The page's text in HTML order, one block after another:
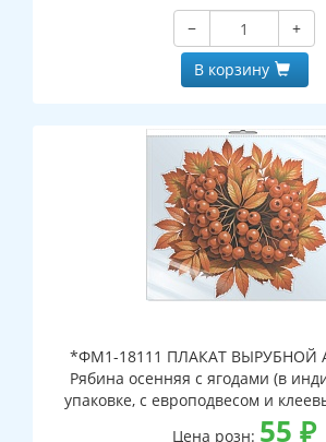
−
+
В корзину
*ФМ1-18111 ПЛАКАТ ВЫРУБНОЙ
Рябина осенняя с ягодами (в
упаковке, с европодвесом и
двухсторонний, ВД-лак)
Цена розн: 55 ₽